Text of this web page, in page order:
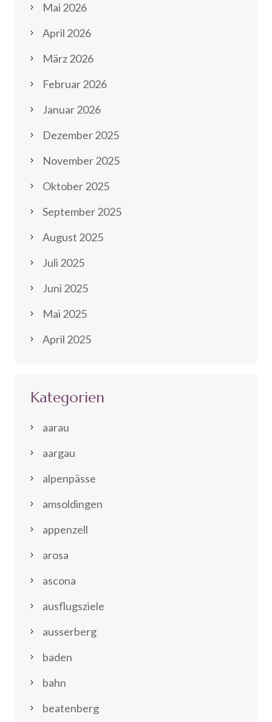
Mai 2026
April 2026
März 2026
Februar 2026
Januar 2026
Dezember 2025
November 2025
Oktober 2025
September 2025
August 2025
Juli 2025
Juni 2025
Mai 2025
April 2025
Kategorien
aarau
aargau
alpenpässe
amsoldingen
appenzell
arosa
ascona
ausflugsziele
ausserberg
baden
bahn
beatenberg